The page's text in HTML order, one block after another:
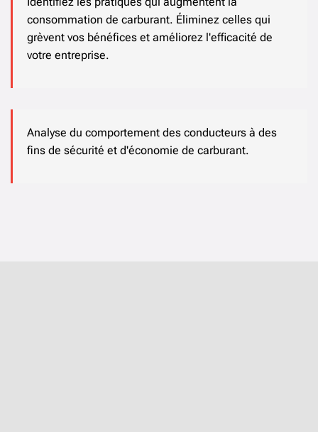
consommation de carburant. Éliminez celles qui
grèvent vos bénéfices et améliorez l'efficacité de
votre entreprise.
Analyse du comportement des conducteurs à des
fins de sécurité et d'économie de carburant.